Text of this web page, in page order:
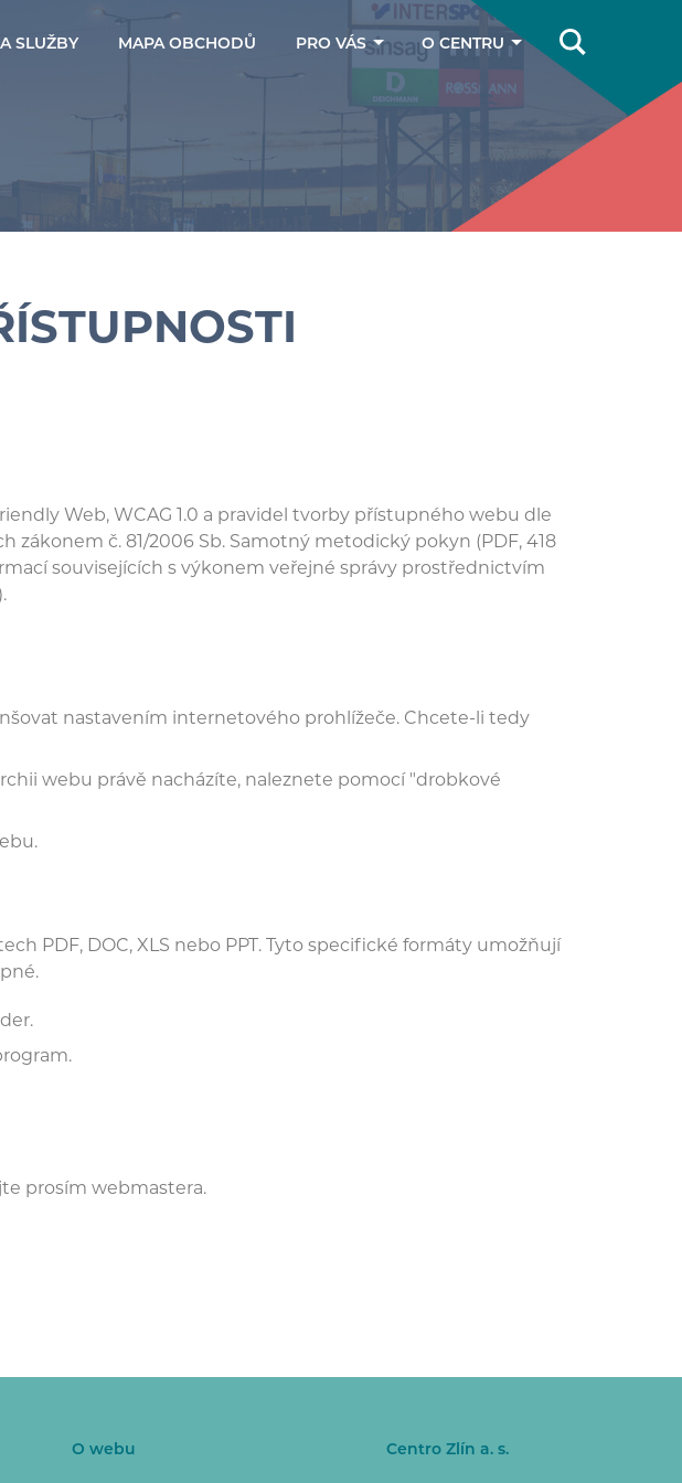
SLUŽBY MAPA OBCHODŮ PRO VÁS
Dárkové poukazy
O CENTRU
Jak se k nám
dostanete
Kontakty
Web, WCAG 1.0 a pravidel tvorby přístupného webu dle
zákonem č. 81/2006 Sb. Samotný metodický pokyn (PDF, 418
souvisejících s výkonem veřejné správy prostřednictvím
nastavením internetového prohlížeče. Chcete-li tedy
webu právě nacházíte, naleznete pomocí "drobkové
PDF, DOC, XLS nebo PPT. Tyto specifické formáty umožňují
prosím webmastera.
O webu Centro Zlín a. s.